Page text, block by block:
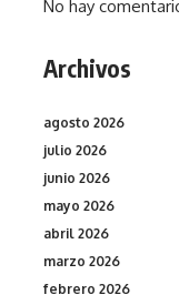
No hay
Archivos
agosto 2026
julio 2026
junio 2026
mayo 2026
abril 2026
marzo 2026
febrero 2026